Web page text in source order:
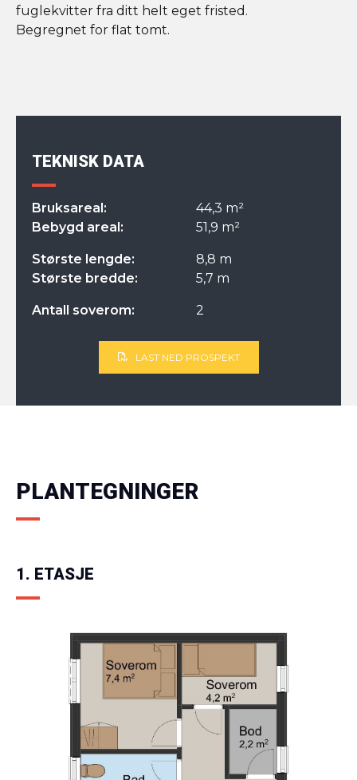
fuglekvitter fra ditt helt eget fristed.
Begregnet for flat tomt.
TEKNISK DATA
Bruksareal:
44,3 m²
Bebygd areal:
51,9 m²
Største lengde:
8,8 m
Største bredde:
5,7 m
Antall soverom: 2
LAST NED PROSPEKT
PLANTEGNINGER
1. ETASJE